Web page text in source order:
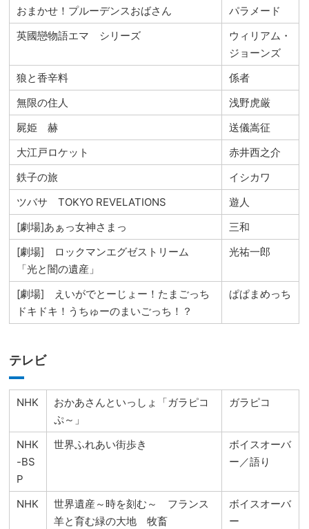
おまかせ！プルーデンスおばさん
パラメード
英國戀物語エマ シリーズ
ウィリアム・
ジョーンズ
狼と香辛料
係者
無限の住人
浅野虎厳
屍姫 赫
送儀嵩征
大江戸ロケット
赤井西之介
鉄子の旅
イシカワ
ツバサ TOKYO REVELATIONS
遊人
[劇場]あぁっ女神さまっ
三和
[劇場] ロックマンエグゼストリーム
「光と闇の遺産」
光祐一郎
[劇場] えいがでとーじょー！たまごっち
ドキドキ！うちゅーのまいごっち！？
ぱぱまめっち
テレビ
NHK
おかあさんといっしょ「ガラピコ
ぷ～」
ガラピコ
NHK
-BS
P
世界ふれあい街歩き
ボイスオーバ
ー／語り
NHK
世界遺産～時を刻む～ フランス
羊と育む緑の大地 牧畜
ボイスオーバ
ー